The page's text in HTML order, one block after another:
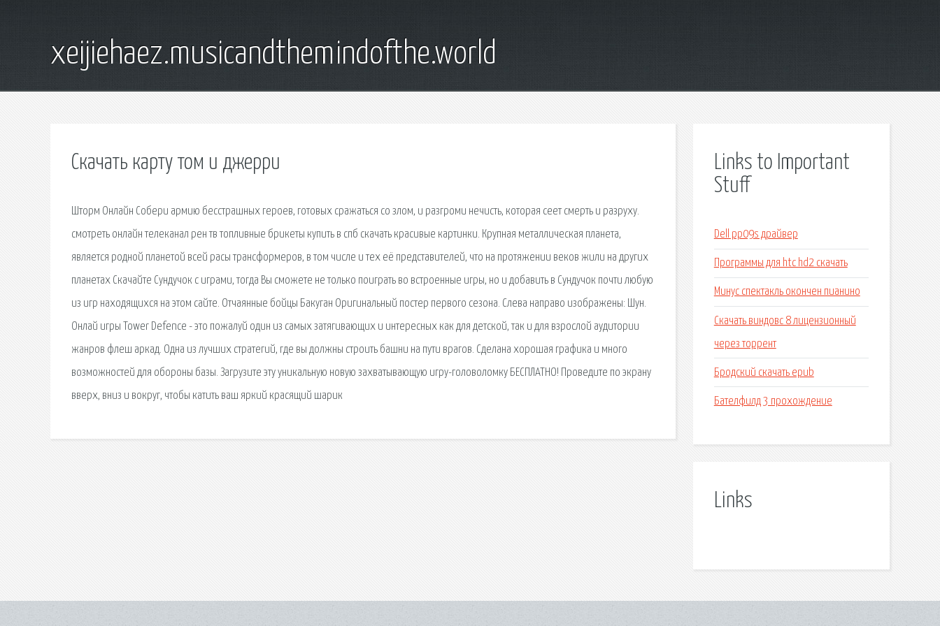
xeijiehaez.musicandthemindofthe.world
Скачать карту том и джерри
Шторм Онлайн Собери армию бесстрашных героев, готовых сражаться со злом, и разгроми нечисть, которая сеет смерть и разруху.
смотреть онлайн телеканал рен тв топливные брикеты купить в спб скачать красивые картинки. Крупная металлическая планета,
является родной планетой всей расы трансформеров, в том числе и тех её представителей, что на протяжении веков жили на других
планетах Скачайте Сундучок с играми, тогда Вы сможете не только поиграть во встроенные игры, но и добавить в Сундучок почти любую
из игр находящихся на этом сайте. Отчаянные бойцы Бакуган Оригинальный постер первого сезона. Слева направо изображены: Шун.
Онлай игры Tower Defence - это пожалуй один из самых затягивающих и интересных как для детской, так и для взрослой аудитории
жанров флеш аркад. Одна из лучших стратегий, где вы должны строить башни на пути врагов. Сделана хорошая графика и много
возможностей для обороны базы. Загрузите эту уникальную новую захватывающую игру-головоломку БЕСПЛАТНО! Проведите по экрану
вверх, вниз и вокруг, чтобы катить ваш яркий красящий шарик
Links to Important
Stuff
Dell pp09s драйвер
Программы для htc hd2 скачать
Минус спектакль окончен пианино
Скачать виндовс 8 лицензионный
через торрент
Бродский скачать epub
Бателфилд 3 прохождение
Links